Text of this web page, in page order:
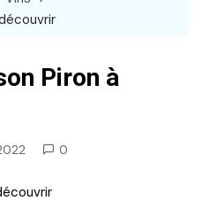
Piron à
0